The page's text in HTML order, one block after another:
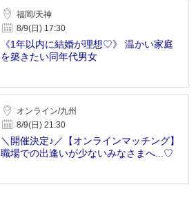
福岡/天神
8/9(日) 17:30
《1年以内に結婚が理想♡》 温かい家庭
を築きたい同年代男女
オンライン/九州
8/9(日) 21:30
＼開催決定♪／【オンラインマッチング】
職場での出逢いが少ないみなさまへ...♡